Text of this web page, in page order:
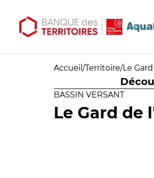
Accueil /Territoire/Le
BASSIN VERSANT
Le Gard de